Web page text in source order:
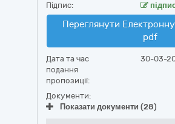
Підпис:
Переглянути
pdf
Дата та час
подання
пропозиції:
30-03-
Документи:
Показати документи (28)